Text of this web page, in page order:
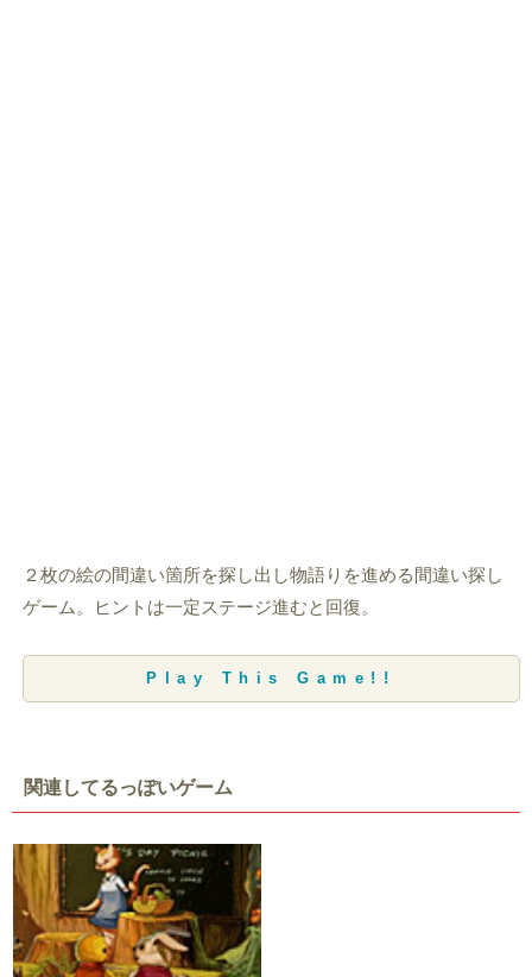
２枚の絵の間違い箇所を探し出し物語りを進める間違い探し
ゲーム。ヒントは一定ステージ進むと回復。
Play This Game!!
関連してるっぽいゲーム